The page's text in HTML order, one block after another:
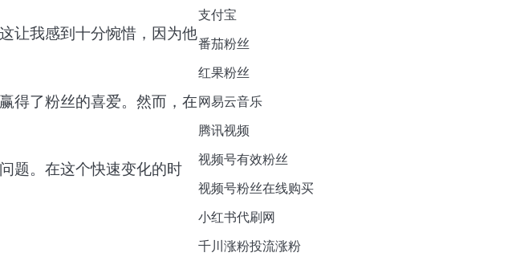
让我感到十分惋惜，因为他
得了粉丝的喜爱。然而，在
题。在这个快速变化的时
支付宝
番茄粉丝
红果粉丝
网易云音乐
腾讯视频
视频号有效粉丝
视频号粉丝在线购买
小红书代刷网
千川涨粉投流涨粉